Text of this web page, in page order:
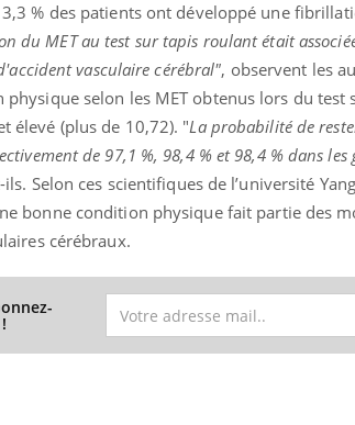
% des patients ont développé une
du MET au test sur tapis roulant était
vasculaire cérébral", observent les
selon les MET obtenus lors du
élevé (plus de 10,72). "La probabilité de
de 97,1 %, 98,4 % et 98,4 % dans
Selon ces scientifiques de l’université
bonne condition physique fait partie des
cérébraux.
Youtube
Quand l’entreprise mise sur le bien
être global Youtube
"Les rendez-vous de la santé et de la
qualité de vie au travail" de Pourquoi
Docteur reçoivent Régis Blugeon, DRH et
directeur ...